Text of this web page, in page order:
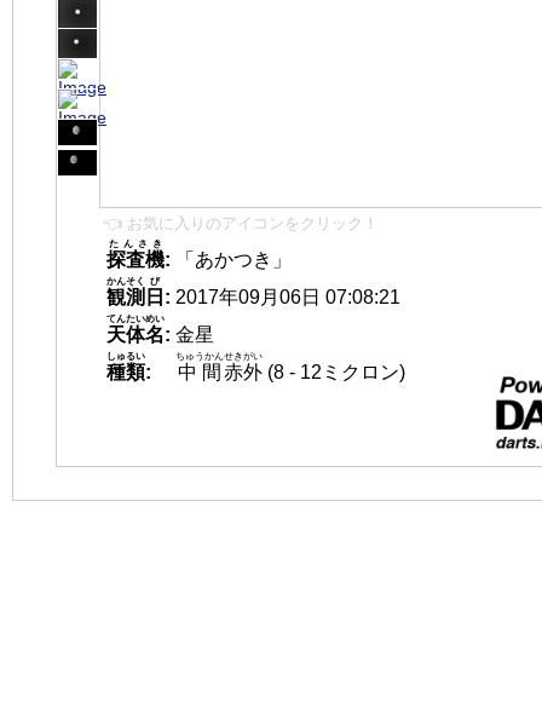
👈 お気に入りのアイコンをクリック！
探査機
たんさき
:
「あかつき」
観測
かんそく
日
び
: 2017年09月06日 07:08:21
天体名
てんたいめい
: 金星
種類
しゅるい
: 中間
ちゅうかん
赤外
せきがい
(8 - 12ミクロン)